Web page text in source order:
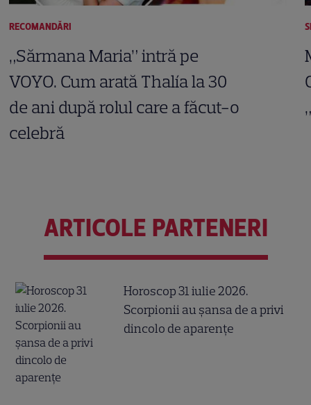
RECOMANDĂRI
„Sărmana Maria” intră pe
VOYO. Cum arată Thalía la 30
de ani după rolul care a făcut-o
celebră
ARTICOLE PARTENERI
Horoscop 31 iulie 2026.
Scorpionii au șansa de a privi
dincolo de aparențe